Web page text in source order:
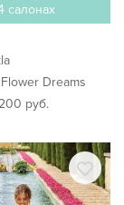
салонах
Flower Dreams
руб.